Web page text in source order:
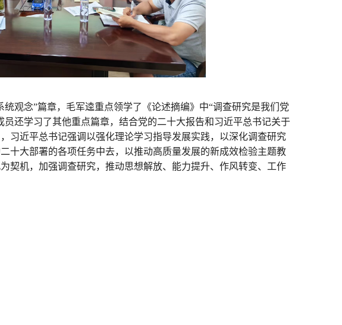
统观念”篇章，毛军逵重点领学了《论述摘编》中“调查研究是我们党
还学习了其他重点篇章，结合党的二十大报告和习近平总书记关于
习近平总书记强调以强化理论学习指导发展实践，以深化调查研究
十大部署的各项任务中去，以推动高质量发展的新成效检验主题教
契机，加强调查研究，推动思想解放、能力提升、作风转变、工作